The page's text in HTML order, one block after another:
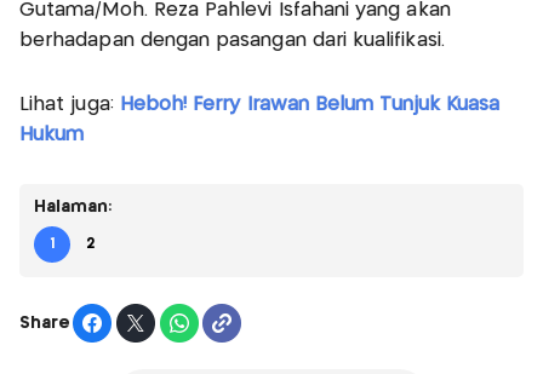
Gutama/Moh. Reza Pahlevi Isfahani yang akan
berhadapan dengan pasangan dari kualifikasi.
Lihat juga: Heboh! Ferry Irawan Belum Tunjuk Kuasa
Hukum
Halaman:
1 2
Share